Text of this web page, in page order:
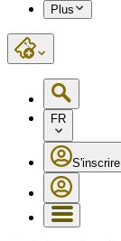
Plus
FR
S'inscrire